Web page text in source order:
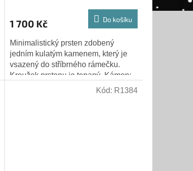
1 700 Kč Do košíku
Minimalistický prsten zdobený
jedním kulatým kamenem, který je
vsazený do stříbrného rámečku.
Kroužek prstenu je tepaný. Kámen:
malachit - tmavě zelený přírodní
Kód: R1384